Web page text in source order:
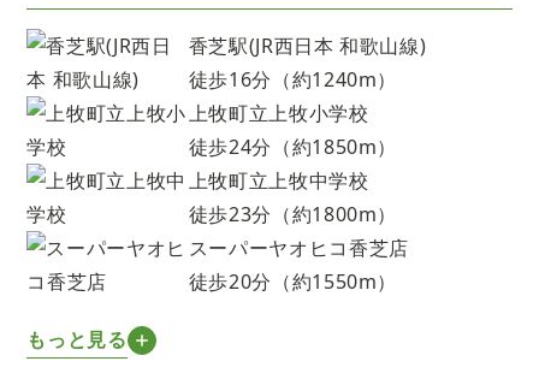
香芝駅(JR西日本 和歌山線)
徒歩16分（約1240m）
上牧町立上牧小学校
徒歩24分（約1850m）
上牧町立上牧中学校
徒歩23分（約1800m）
スーパーヤオヒコ香芝店
徒歩20分（約1550m）
もっと見る